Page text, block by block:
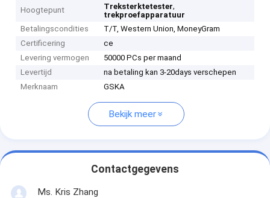
Hoogtepunt Treksterktetester,
trekproefapparatuur
Betalingscondities
T/T, Western Union, MoneyGram
Certificering
ce
Levering vermogen
50000 PCs per maand
Levertijd
na betaling kan 3-20days verschepen
Merknaam
GSKA
Bekijk meer
Contactgegevens
Ms. Kris Zhang